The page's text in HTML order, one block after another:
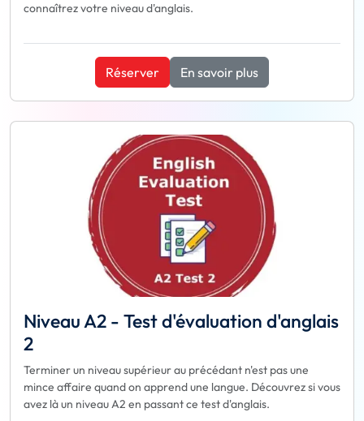
connaîtrez votre niveau d'anglais.
Réserver En savoir plus
Niveau A2 - Test d'évaluation d'anglais
2
Terminer un niveau supérieur au précédant n'est pas une
mince affaire quand on apprend une langue. Découvrez si vous
avez là un niveau A2 en passant ce test d'anglais.